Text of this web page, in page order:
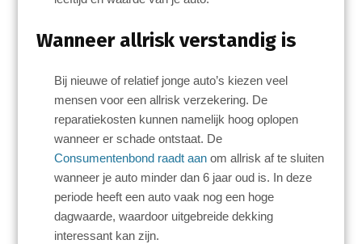
Wanneer allrisk verstandig is
Bij nieuwe of relatief jonge auto’s kiezen veel
mensen voor een allrisk verzekering. De
reparatiekosten kunnen namelijk hoog oplopen
wanneer er schade ontstaat. De
Consumentenbond raadt aan om allrisk af te sluiten
wanneer je auto minder dan 6 jaar oud is. In deze
periode heeft een auto vaak nog een hoge
dagwaarde, waardoor uitgebreide dekking
interessant kan zijn.